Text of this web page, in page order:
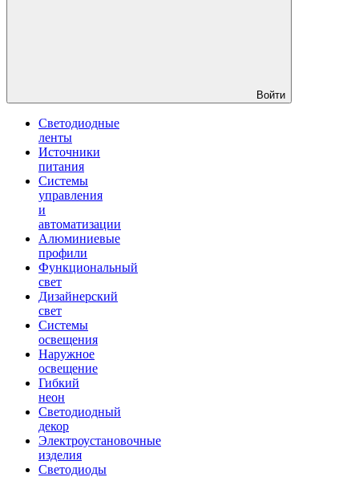
Войти
Светодиодные
ленты
Источники
питания
Системы
управления
и
автоматизации
Алюминиевые
профили
Функциональный
свет
Дизайнерский
свет
Системы
освещения
Наружное
освещение
Гибкий
неон
Светодиодный
декор
Электроустановочные
изделия
Светодиоды